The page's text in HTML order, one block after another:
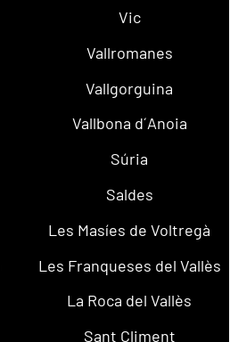
Vic
Vallromanes
Vallgorguina
Vallbona d´Anoia
Súria
Saldes
Les Masíes de Voltregà
Les Franqueses del Vallès
La Roca del Vallès
Sant Climent